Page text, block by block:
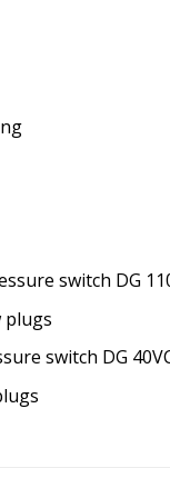
switch DG
plugs
switch DG